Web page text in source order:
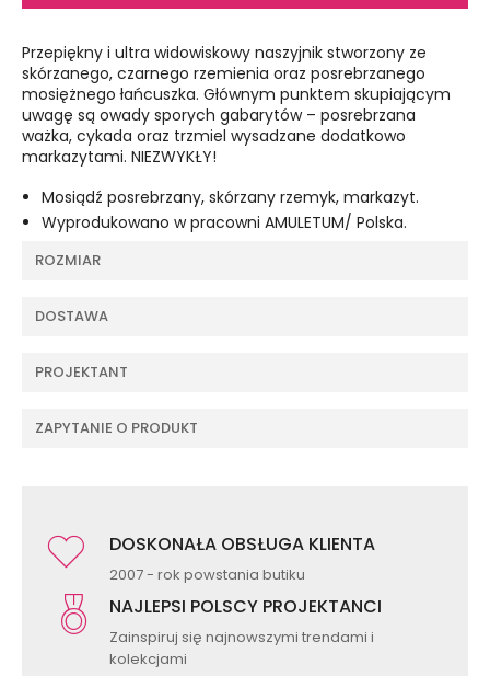
Przepiękny i ultra widowiskowy naszyjnik stworzony ze
skórzanego, czarnego rzemienia oraz posrebrzanego
mosiężnego łańcuszka. Głównym punktem skupiającym
uwagę są owady sporych gabarytów – posrebrzana
ważka, cykada oraz trzmiel wysadzane dodatkowo
markazytami. NIEZWYKŁY!
Mosiądź posrebrzany, skórzany rzemyk, markazyt.
Wyprodukowano w pracowni AMULETUM/ Polska.
ROZMIAR
DOSTAWA
PROJEKTANT
ZAPYTANIE O PRODUKT
DOSKONAŁA OBSŁUGA KLIENTA
2007 - rok powstania butiku
NAJLEPSI POLSCY PROJEKTANCI
Zainspiruj się najnowszymi trendami i
kolekcjami